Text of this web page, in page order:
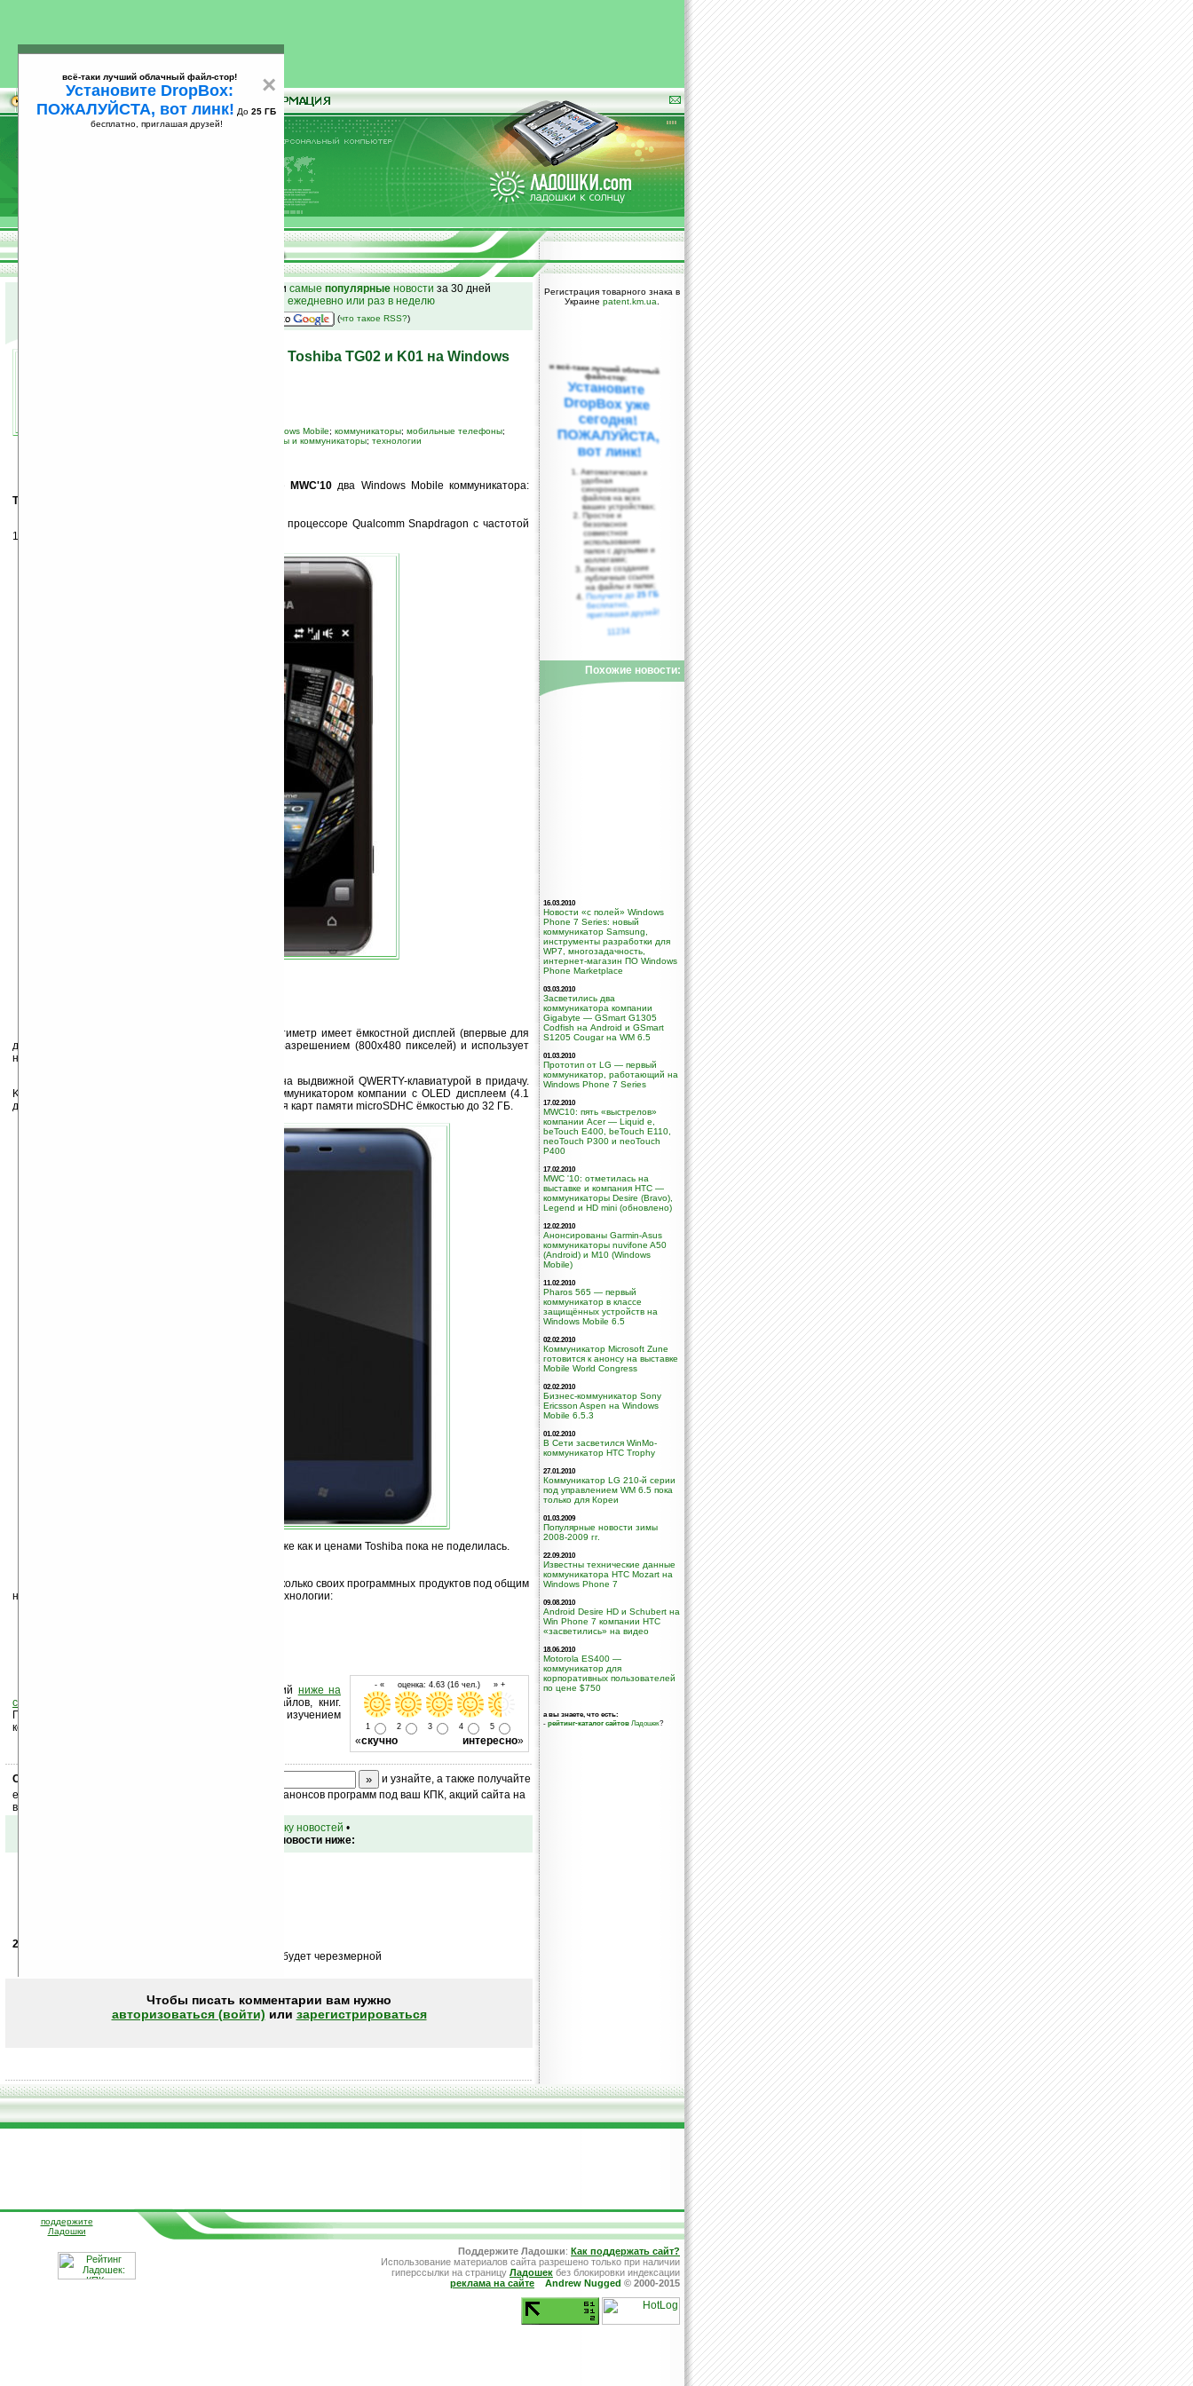
25
и самые популярные новости за 30 дней
на email ежедневно или раз в неделю
(что такое RSS?)
MWC '10: коммуникаторы Toshiba TG02 и K01 на Windows
Windows Mobile; коммуникаторы; мобильные телефоны;
смартфоны и коммуникаторы; технологии
MWC'10 два Windows Mobile коммуникатора:
Toshiba TG02
Как и Toshiba TG01, TG02 и K01 работают на процессоре Qualcomm Snapdragon с частотой
1ГГц и ОС Windows Mobile 6.5.
Toshiba TG02 с толщиной корпуса в один сантиметр имеет ёмкостной дисплей (впервые для
девайсов Toshiba) размером в 4.1 дюйма с WVGA разрешением (800х480 пикселей) и использует
новое 3D системное меню.
Toshiba K01 похожа на TG02, только оснащена выдвижной QWERTY-клавиатурой в придачу.
K01 имеет толщину 12.9мм и является первым коммуникатором компании с OLED дисплеем (4.1
дюйма, WVGA). Оба устройства оснащены слотом для карт памяти microSDHC ёмкостью до 32 ГБ.
Сроками выхода коммуникаторов на рынок также как и ценами Toshiba пока не поделилась.
На выставке компания также представила несколько своих программных продуктов под общим
названием
, куда вошли следующие технологии:
- « оценка: 4.63 (16 чел.) » +
1 2 3 4 5
«скучно интересно»
Оцените новость и оставьте свой комментарий ниже на
странице
на рассылку новостей, файлов, книг.
Поддержите Ладошки своей посещаемостью, изучением
коммерческой информации, ссылками.
Скоро
и узнайте, а также получайте
ежедневный или еженедельный дайджест новостей, анонсов программ под ваш КПК, акций сайта на
ваш почтовый ящик.
вернуться к списку новостей •
Обсуждение этой новости ниже:
20.02.2010
К1 взял бы — дизайн толковый, только боюсь цена будет черезмерной
Чтобы писать комментарии вам нужно
авторизоваться (войти) или зарегистрироваться
Регистрация товарного знака в
Украине patent.km.ua
×
всё-таки лучший облачный файл-стор!
Установите DropBox:
ПОЖАЛУЙСТА, вот линк! До 25 ГБ
бесплатно, приглашая друзей!
и всё-таки лучший облачный
файл-стор:
Установите
DropBox уже
сегодня!
ПОЖАЛУЙСТА,
вот линк!
Автоматическая и
удобная
синхронизация
файлов на всех
ваших устройствах;
Простое и
безопасное
совместное
использование
папок с друзьями и
коллегами;
Легкое создание
публичных ссылок
на файлы и папки;
Получите до25 ГБ
бесплатно,
приглашая друзей!
11234
Похожие новости:
16.03.2010
Новости «с полей» Windows
Phone 7 Series: новый
коммуникатор Samsung,
инструменты разработки для
WP7, многозадачность,
интернет-магазин ПО Windows
Phone Marketplace
03.03.2010
Засветились два
коммуникатора компании
Gigabyte — GSmart G1305
Codfish на Android и GSmart
S1205 Cougar на WM 6.5
01.03.2010
Прототип от LG — первый
коммуникатор, работающий на
Windows Phone 7 Series
17.02.2010
MWC10: пять «выстрелов»
компании Acer — Liquid e,
beTouch E400, beTouch E110,
neoTouch P300 и neoTouch
P400
17.02.2010
MWC '10: отметилась на
выставке и компания HTC —
коммуникаторы Desire (Bravo),
Legend и HD mini (обновлено)
12.02.2010
Анонсированы Garmin-Asus
коммуникаторы nuvifone A50
(Android) и M10 (Windows
Mobile)
11.02.2010
Pharos 565 — первый
коммуникатор в класcе
защищённых устройств на
Windows Mobile 6.5
02.02.2010
Коммуникатор Microsoft Zune
готовится к анонсу на выставке
Mobile World Congress
02.02.2010
Бизнес-коммуникатор Sony
Ericsson Aspen на Windows
Mobile 6.5.3
01.02.2010
В Сети засветился WinMo-
коммуникатор HTC Trophy
27.01.2010
Коммуникатор LG 210-й серии
под управлением WM 6.5 пока
только для Кореи
01.03.2009
Популярные новости зимы
2008-2009 гг.
22.09.2010
Известны технические данные
коммуникатора HTC Mozart на
Windows Phone 7
09.08.2010
Android Desire HD и Schubert на
Win Phone 7 компании НТС
«засветились» на видео
18.06.2010
Motorola ES400 —
коммуникатор для
корпоративных пользователей
по цене $750
а вы знаете, что есть:
- рейтинг-каталог сайтов Ладошек?
поддержите
Ладошки
Поддержите Ладошки: Как поддержать сайт?
Использование материалов сайта разрешено только при наличии
гиперссылки на страницу Ладошек без блокировки индексации
реклама на сайте
Andrew Nugged © 2000-2015